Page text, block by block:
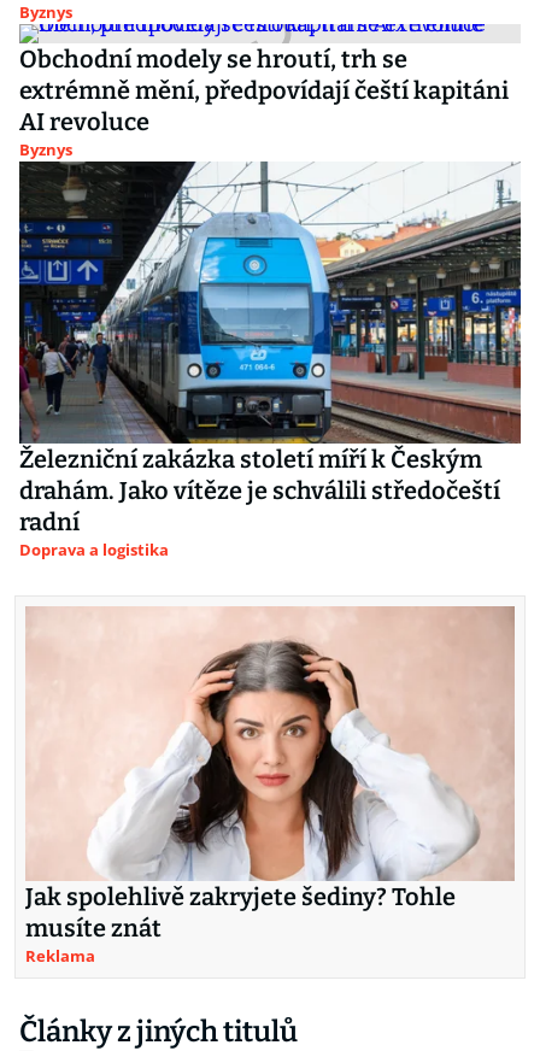
Byznys
Obchodní modely se hroutí, trh se
extrémně mění, předpovídají čeští kapitáni
AI revoluce
Byznys
Železniční zakázka století míří k Českým
drahám. Jako vítěze je schválili středočeští
radní
Doprava a logistika
Jak spolehlivě zakryjete šediny? Tohle
musíte znát
Reklama
Články z jiných titulů